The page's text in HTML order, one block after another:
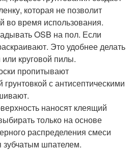
которая не позволит
во время использования.
OSB на пол. Если
Это удобнее делать
круговой пилы.
пропитывают
с антисептическими
наносят клеящий
только на основе
распределения смеси
зубчатым шпателем.